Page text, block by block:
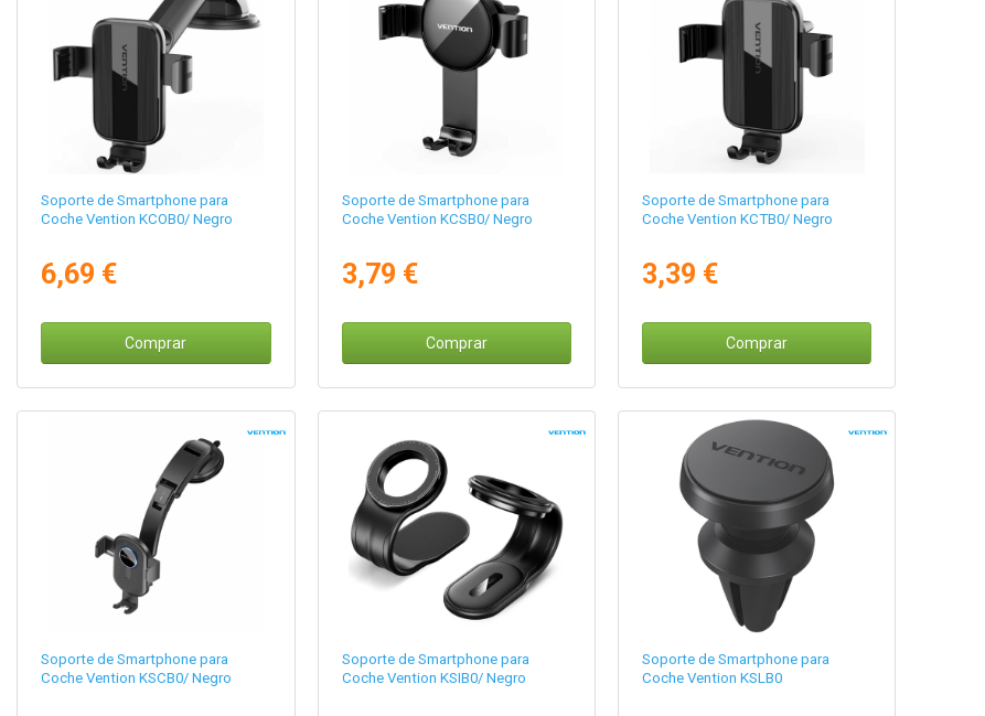
Soporte de Smartphone para
Coche Vention KCOB0/ Negro
6,69 €
Comprar
Soporte de Smartphone para
Coche Vention KCSB0/ Negro
3,79 €
Comprar
Soporte de Smartphone para
Coche Vention KCTB0/ Negro
3,39 €
Comprar
Soporte de Smartphone para
Coche Vention KSCB0/ Negro
Soporte de Smartphone para
Coche Vention KSIB0/ Negro
Soporte de Smartphone para
Coche Vention KSLB0